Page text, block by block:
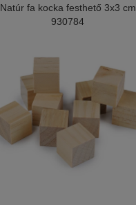
Natúr fa kocka festhető 3x3 cm
930784